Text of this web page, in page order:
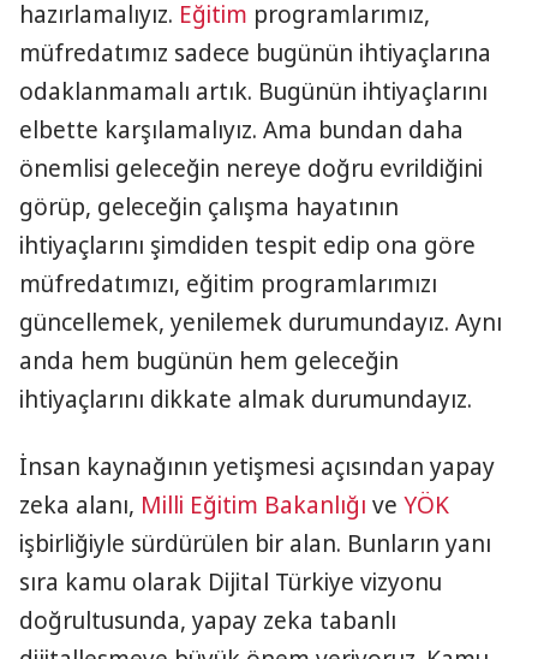
hazırlamalıyız. Eğitim programlarımız,
müfredatımız sadece bugünün ihtiyaçlarına
odaklanmamalı artık. Bugünün ihtiyaçlarını
elbette karşılamalıyız. Ama bundan daha
önemlisi geleceğin nereye doğru evrildiğini
görüp, geleceğin çalışma hayatının
ihtiyaçlarını şimdiden tespit edip ona göre
müfredatımızı, eğitim programlarımızı
güncellemek, yenilemek durumundayız. Aynı
anda hem bugünün hem geleceğin
ihtiyaçlarını dikkate almak durumundayız.
İnsan kaynağının yetişmesi açısından yapay
zeka alanı, Milli Eğitim Bakanlığı ve YÖK
işbirliğiyle sürdürülen bir alan. Bunların yanı
sıra kamu olarak Dijital Türkiye vizyonu
doğrultusunda, yapay zeka tabanlı